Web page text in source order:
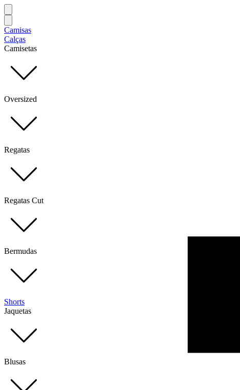
Camisas
Calças
Camisetas
Oversized
Regatas
Regatas Cut
Bermudas
Shorts
Jaquetas
Blusas